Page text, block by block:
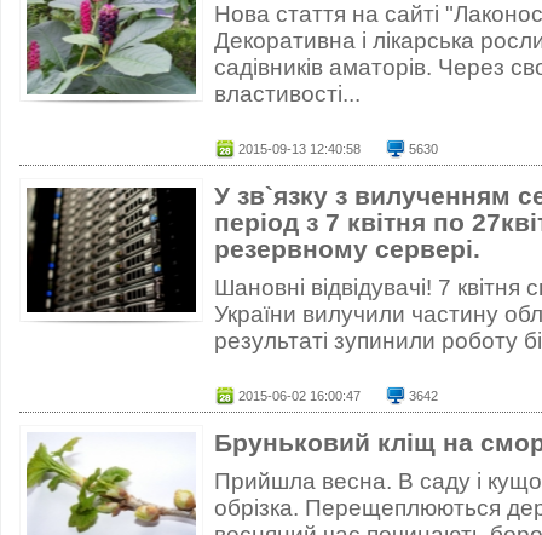
Нова стаття на сайті
Декоративна і лікарська
садівників аматорів. Через
властивості...
2015-09-13 12:40:58 5630
У зв`язку з вилученням
період з 7 квітня по
резервному сервері.
Шановні відвідувачі! 7
України вилучили частину
результаті зупинили роботу
2015-06-02 16:00:47 3642
Бруньковий кліщ на
Прийшла весна. В саду і
обрізка. Перещеплюються